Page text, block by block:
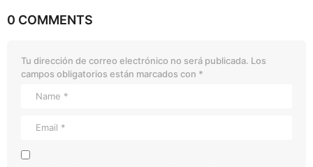
0 COMMENTS
Tu dirección de correo electrónico no será publicada. Los
campos obligatorios están marcados con *